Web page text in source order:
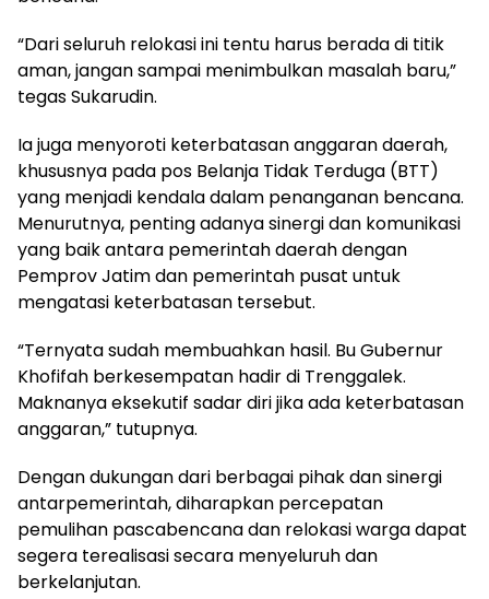
“Dari seluruh relokasi ini tentu harus berada di titik
aman, jangan sampai menimbulkan masalah baru,”
tegas Sukarudin.
Ia juga menyoroti keterbatasan anggaran daerah,
khususnya pada pos Belanja Tidak Terduga (BTT)
yang menjadi kendala dalam penanganan bencana.
Menurutnya, penting adanya sinergi dan komunikasi
yang baik antara pemerintah daerah dengan
Pemprov Jatim dan pemerintah pusat untuk
mengatasi keterbatasan tersebut.
“Ternyata sudah membuahkan hasil. Bu Gubernur
Khofifah berkesempatan hadir di Trenggalek.
Maknanya eksekutif sadar diri jika ada keterbatasan
anggaran,” tutupnya.
Dengan dukungan dari berbagai pihak dan sinergi
antarpemerintah, diharapkan percepatan
pemulihan pascabencana dan relokasi warga dapat
segera terealisasi secara menyeluruh dan
berkelanjutan.